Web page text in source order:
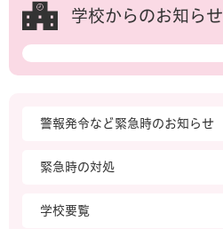
学校からのお知らせ
警報発令など緊急時のお知らせ
緊急時の対処
学校要覧